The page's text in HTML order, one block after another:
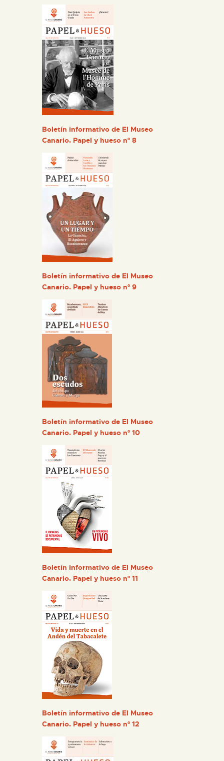
Boletín informativo de El Museo
Canario. Papel y hueso nº 8
Boletín informativo de El Museo
Canario. Papel y hueso nº 9
Boletín informativo de El Museo
Canario. Papel y hueso nº 10
Boletín informativo de El Museo
Canario. Papel y hueso nº 11
Boletín informativo de El Museo
Canario. Papel y hueso nº 12